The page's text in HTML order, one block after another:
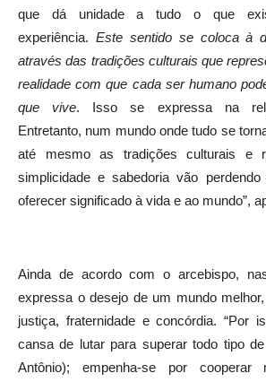
que dá unidade a tudo o que
experiência. Este sentido se coloca à
através das tradições culturais que
realidade com que cada ser humano
que vive. Isso se expressa na
Entretanto, num mundo onde tudo se
até mesmo as tradições culturais e
simplicidade e sabedoria vão
oferecer significado à vida e ao mundo”,
Ainda de acordo com o arcebispo,
expressa o desejo de um mundo
justiça, fraternidade e concórdia. “Por
cansa de lutar para superar todo tipo
Antônio); empenha-se por cooperar